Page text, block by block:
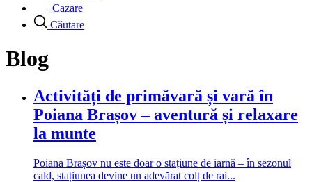
Cazare
Căutare
Blog
Activități de primăvară și vară în
Poiana Brașov – aventură și relaxare
la munte
Poiana Brașov nu este doar o stațiune de iarnă – în sezonul
cald, stațiunea devine un adevărat colț de rai...